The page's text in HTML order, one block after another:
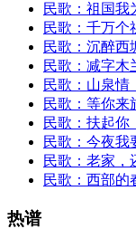
民歌：祖国我
民歌：千万个
民歌：沉醉西
民歌：减字木
民歌：山泉情
民歌：等你来
民歌：扶起你
民歌：今夜我
民歌：老家，
民歌：西部的
热谱